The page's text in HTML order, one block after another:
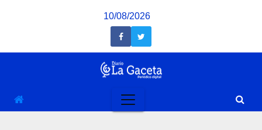
10/08/2026